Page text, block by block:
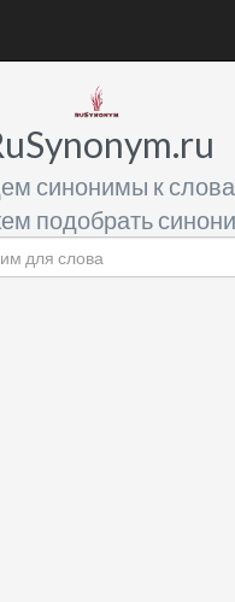
синонимы к
подобрать